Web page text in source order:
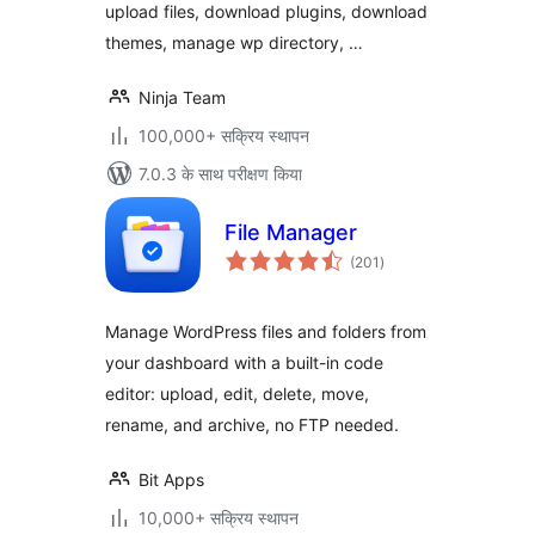
upload files, download plugins, download
themes, manage wp directory, …
Ninja Team
100,000+ सक्रिय स्थापन
7.0.3 के साथ परीक्षण किया
File Manager
(201 कुल
दर)
Manage WordPress files and folders from
your dashboard with a built-in code
editor: upload, edit, delete, move,
rename, and archive, no FTP needed.
Bit Apps
10,000+ सक्रिय स्थापन